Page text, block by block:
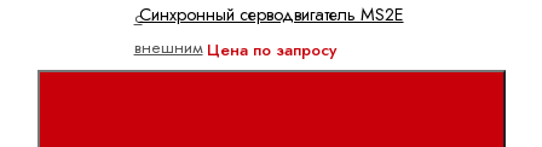
с
внешним
зацеплением
Синхронный серводвигатель MS2E
Цена по запросу